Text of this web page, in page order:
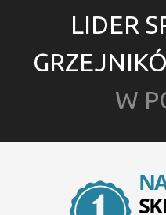
LIDER
W